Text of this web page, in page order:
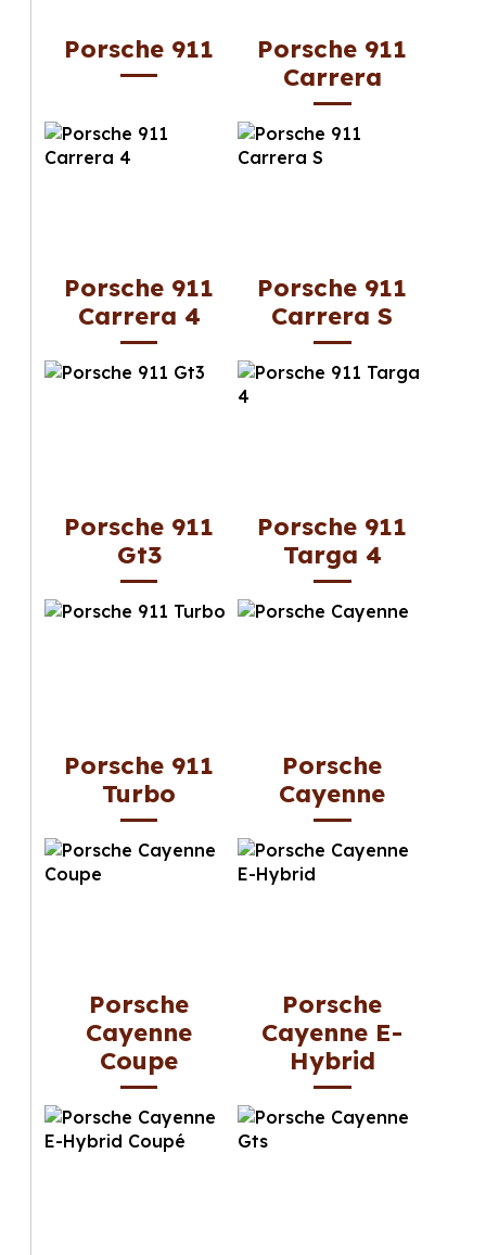
Porsche 911
Porsche 911
Carrera
Porsche 911
Carrera 4
Porsche 911
Carrera S
Porsche 911
Gt3
Porsche 911
Targa 4
Porsche 911
Turbo
Porsche
Cayenne
Porsche
Cayenne
Coupe
Porsche
Cayenne E-
Hybrid